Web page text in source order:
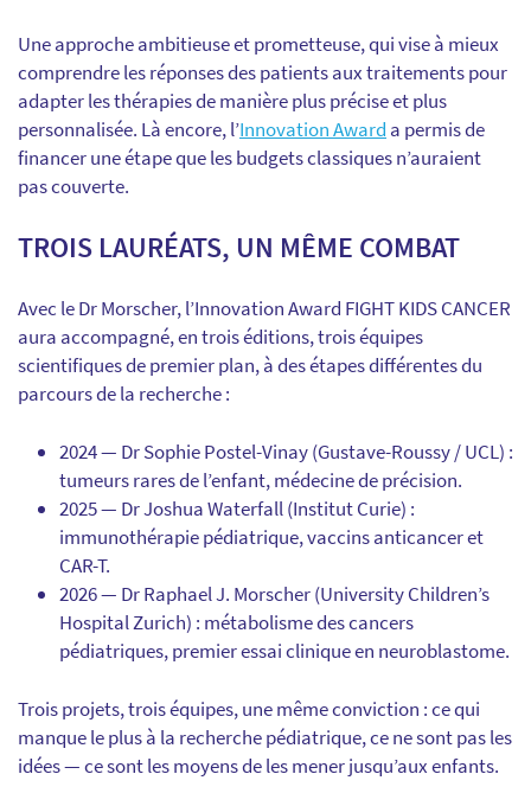
Une approche ambitieuse et prometteuse, qui vise à mieux
comprendre les réponses des patients aux traitements pour
adapter les thérapies de manière plus précise et plus
personnalisée. Là encore, l’Innovation Award a permis de
financer une étape que les budgets classiques n’auraient
pas couverte.
TROIS LAURÉATS, UN MÊME COMBAT
Avec le Dr Morscher, l’Innovation Award FIGHT KIDS CANCER
aura accompagné, en trois éditions, trois équipes
scientifiques de premier plan, à des étapes différentes du
parcours de la recherche :
2024 — Dr Sophie Postel-Vinay (Gustave-Roussy / UCL) :
tumeurs rares de l’enfant, médecine de précision.
2025 — Dr Joshua Waterfall (Institut Curie) :
immunothérapie pédiatrique, vaccins anticancer et
CAR-T.
2026 — Dr Raphael J. Morscher (University Children’s
Hospital Zurich) : métabolisme des cancers
pédiatriques, premier essai clinique en neuroblastome.
Trois projets, trois équipes, une même conviction : ce qui
manque le plus à la recherche pédiatrique, ce ne sont pas les
idées — ce sont les moyens de les mener jusqu’aux enfants.